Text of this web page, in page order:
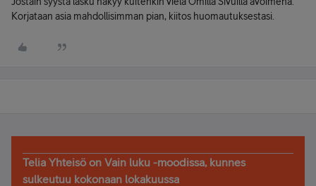
Korjataan asia mahdollisimman pian, kiitos huomautuksestasi.
Telia Yhteisö on Vain luku -moodissa, kunnes
sulkeutuu kokonaan lokakuussa